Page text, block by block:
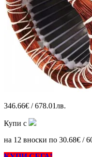
346.66€ / 678.01лв.
Купи с
на 12 вноски по 30.68€ /